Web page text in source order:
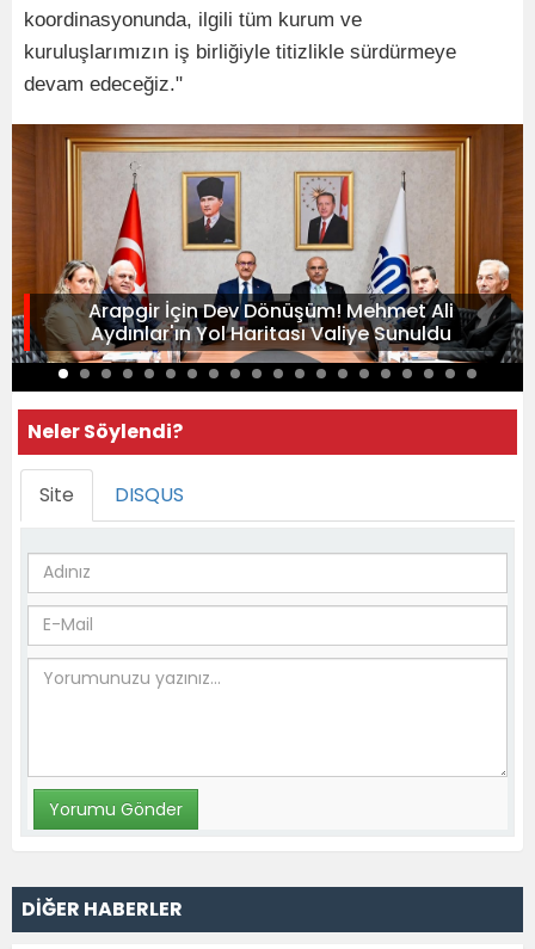
koordinasyonunda, ilgili tüm kurum ve
kuruluşlarımızın iş birliğiyle titizlikle sürdürmeye
devam edeceğiz."
Arapgir İçin Dev Dönüşüm! Mehmet Ali
Aydınlar'ın Yol Haritası Valiye Sunuldu
Neler Söylendi?
Site DISQUS
DİĞER HABERLER